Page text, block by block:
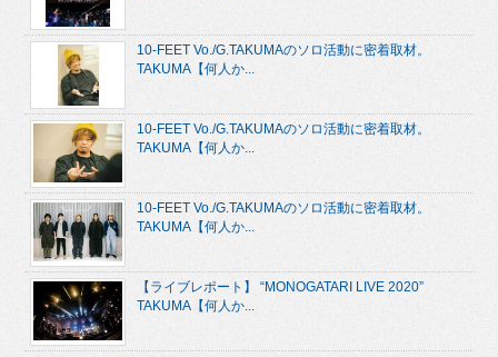
10-FEET Vo./G.TAKUMAのソロ活動に密着取材。
TAKUMA【何人か...
10-FEET Vo./G.TAKUMAのソロ活動に密着取材。
TAKUMA【何人か...
10-FEET Vo./G.TAKUMAのソロ活動に密着取材。
TAKUMA【何人か...
【ライブレポート】 “MONOGATARI LIVE 2020”
TAKUMA【何人か...